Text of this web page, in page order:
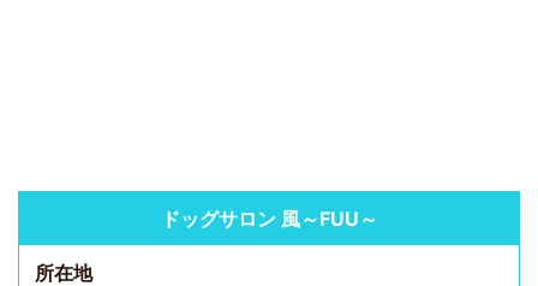
ドッグサロン 風～FUU～
所在地